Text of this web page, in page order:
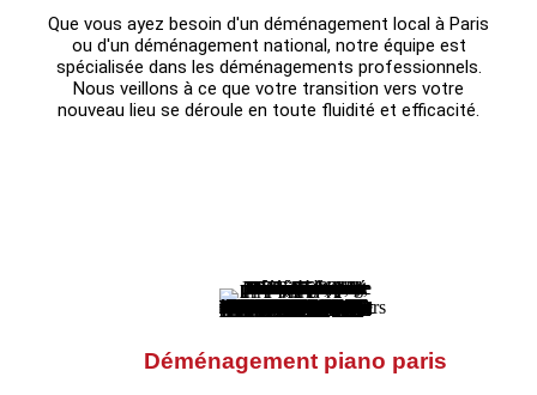
Que vous ayez besoin d'un déménagement local à Paris
ou d'un déménagement national, notre équipe est
spécialisée dans les déménagements professionnels.
Nous veillons à ce que votre transition vers votre
nouveau lieu se déroule en toute fluidité et efficacité.
Déménagement piano paris